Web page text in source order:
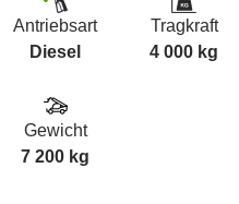
Antriebsart
Diesel
Tragkraft
4 000 kg
Gewicht
7 200 kg